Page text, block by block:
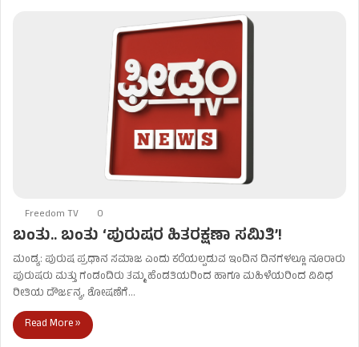
Freedom TV 0
ಬಂತು.. ಬಂತು ‘ಪುರುಷರ ಹಿತರಕ್ಷಣಾ ಸಮಿತಿ’!
ಮಂಡ್ಯ: ಪುರುಷ ಪ್ರಧಾನ ಸಮಾಜ ಎಂದು ಕರೆಯಲ್ಪಡುವ ಇಂದಿನ ದಿನಗಳಲ್ಲೂ ನೂರಾರು
ಪುರುಷರು ಮತ್ತು ಗಂಡಂದಿರು ತಮ್ಮ ಹೆಂಡತಿಯರಿಂದ ಹಾಗೂ ಮಹಿಳೆಯರಿಂದ ವಿವಿಧ
ರೀತಿಯ ದೌರ್ಜನ್ಯ, ಶೋಷಣೆಗೆ…
Read More »